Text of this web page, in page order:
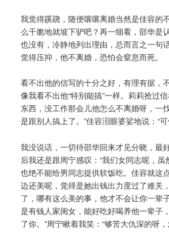
我觉得蹊跷，随便嚷嚷离婚当然是佳容的
么干脆地就坡下驴吧？再一细看，邵华是
也没有，冷静地列出理由，总而言之一句
觉得压抑，他不离婚，恐怕会窒息而死。
看不出他的信写的十分之好，有理有据，
像我看不出他“特别能搞”一样。莉莉抢过
东西，没工作那会儿他怎么不离婚呀，一
是跟别人搞上了。”佳容泪眼婆娑地说：“
我没说话，一切待邵华回来才见分晓，最
后我还是跟周宁感叹：“我们女同志呢，
也绝不能给男同志提供软饭吃。佳容就这
边还美呢，觉得是她出钱出力度过了难关
了，哪有这么美的事，他才不会让你一辈
是有钱人家闺女，能好吃好喝养他一辈子
了你。”周宁瞅着我笑：“够苦大仇深的呀